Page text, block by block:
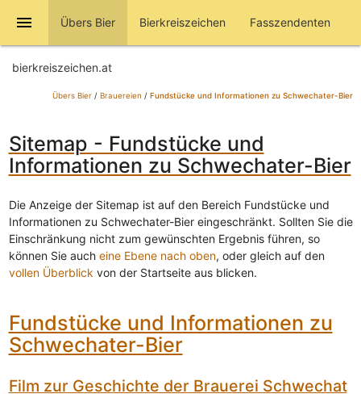
menu Übers Bier Bierkreiszeichen Fasszendenten
bierkreiszeichen.at
Übers Bier/ Brauereien / Fundstücke und Informationen zu Schwechater-Bier
Sitemap - Fundstücke und
Informationen zu Schwechater-Bier
Die Anzeige der Sitemap ist auf den Bereich Fundstücke und
Informationen zu Schwechater-Bier eingeschränkt. Sollten Sie die
Einschränkung nicht zum gewünschten Ergebnis führen, so
können Sie auch eine Ebene nach oben, oder gleich auf den
vollen Überblick von der Startseite aus blicken.
Fundstücke und Informationen zu
Schwechater-Bier
Film zur Geschichte der Brauerei Schwechat